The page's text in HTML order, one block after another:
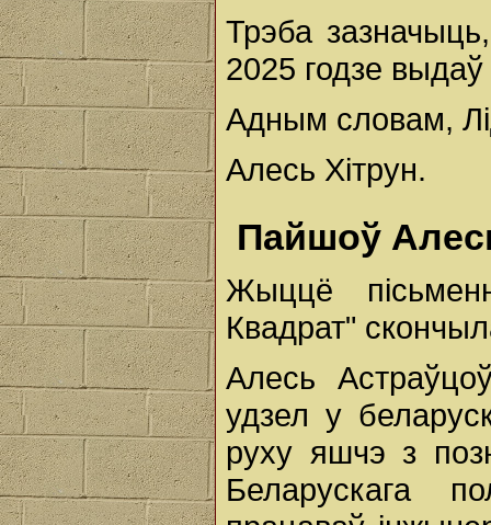
Трэба
2025 годзе
Адным словам,
Алесь Хітрун.
Пайшоў
Жыццё
Квадрат"
Алесь
удзел у
руху яшчэ з
Беларускага